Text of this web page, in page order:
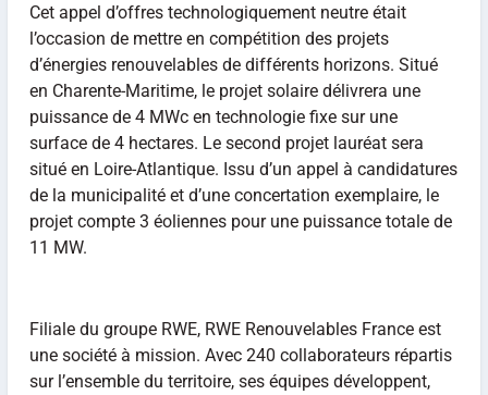
Cet appel d’offres technologiquement neutre était
l’occasion de mettre en compétition des projets
d’énergies renouvelables de différents horizons. Situé
en Charente-Maritime, le projet solaire délivrera une
puissance de 4 MWc en technologie fixe sur une
surface de 4 hectares. Le second projet lauréat sera
situé en Loire-Atlantique. Issu d’un appel à candidatures
de la municipalité et d’une concertation exemplaire, le
projet compte 3 éoliennes pour une puissance totale de
11 MW.
Filiale du groupe RWE, RWE Renouvelables France est
une société à mission. Avec 240 collaborateurs répartis
sur l’ensemble du territoire, ses équipes développent,